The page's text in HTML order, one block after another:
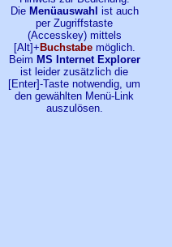
Die Menüauswahl ist auch
per Zugriffstaste
(Accesskey) mittels
[Alt]+Buchstabemöglich.
Beim MS Internet Explorer
ist leider zusätzlich die
[Enter]-Taste notwendig, um
den gewählten Menü-Link
auszulösen.